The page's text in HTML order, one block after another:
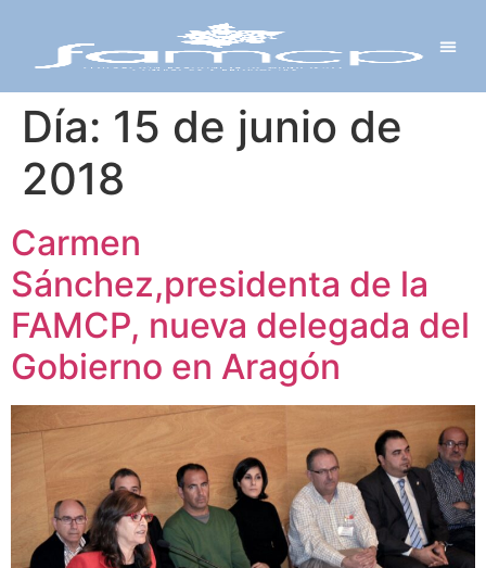
Día: 15 de junio de
2018
Carmen
Sánchez,presidenta de la
FAMCP, nueva delegada del
Gobierno en Aragón